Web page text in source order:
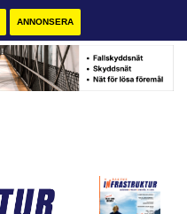
ANNONSERA